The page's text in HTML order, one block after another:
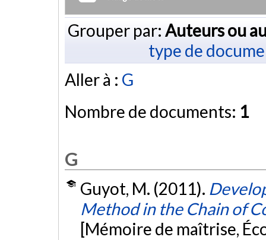
Grouper par: Auteurs ou
type de
Aller à : G
Nombre de documents: 1
G
Guyot, M. (2011).
Method in the Chain of
[Mémoire de maîtrise,